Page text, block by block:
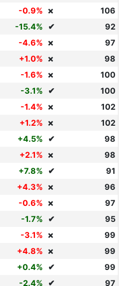
-0.9% ❌
106
-15.4% ✔
92
-4.6% ❌
97
+1.0% ❌
98
-1.6% ❌
100
-3.1% ✔
100
-1.4% ❌
102
+1.2% ❌
102
+4.5% ✔
98
+2.1% ❌
98
+7.8% ✔
91
+4.3% ❌
96
-0.6% ❌
97
-1.7% ✔
95
-3.1% ❌
99
+4.8% ❌
99
+0.4% ✔
99
-2.4% ✔ 97